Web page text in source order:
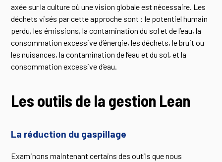
axée sur la culture où une vision globale est nécessaire. Les
déchets visés par cette approche sont : le potentiel humain
perdu, les émissions, la contamination du sol et de l’eau, la
consommation excessive d’énergie, les déchets, le bruit ou
les nuisances, la contamination de l’eau et du sol, et la
consommation excessive d’eau.
Les outils de la gestion Lean
La réduction du gaspillage
Examinons maintenant certains des outils que nous